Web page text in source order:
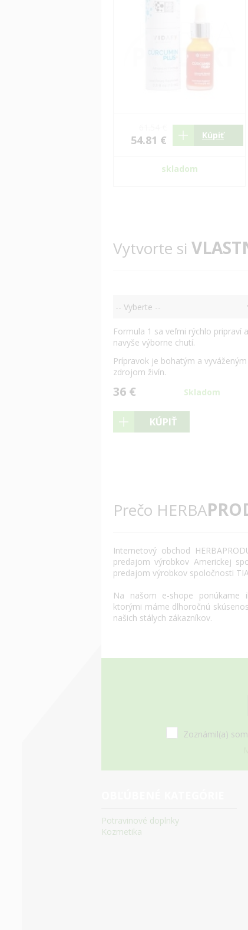
54.81 € Kúpiť
skladom
Vytvorte si
Formula 1 sa veľmi rýchlo pripraví a
navyše výborne chutí.
Prípravok je bohatým a vyváženým
zdrojom živín.
36 € Skladom
KÚPIŤ
Prečo HERBA
Internetový obchod
predajom výrobkov Americkej
predajom výrobkov spoločnosti
Na našom e-shope ponúkame
ktorými máme dlhoročnú
našich stálych zákazníkov.
Zoznámil(a)
Potravinové doplnky
Kozmetika